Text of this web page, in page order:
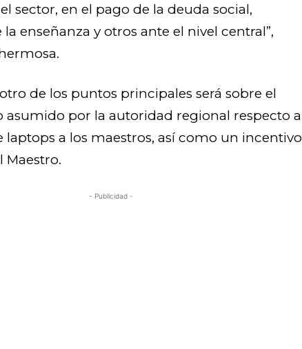
sector, en el pago de la deuda social,
enseñanza y otros ante el nivel central”,
de los puntos principales será sobre el
por la autoridad regional respecto a
laptops a los maestros, así como un incentivo
Maestro.
- Publicidad -